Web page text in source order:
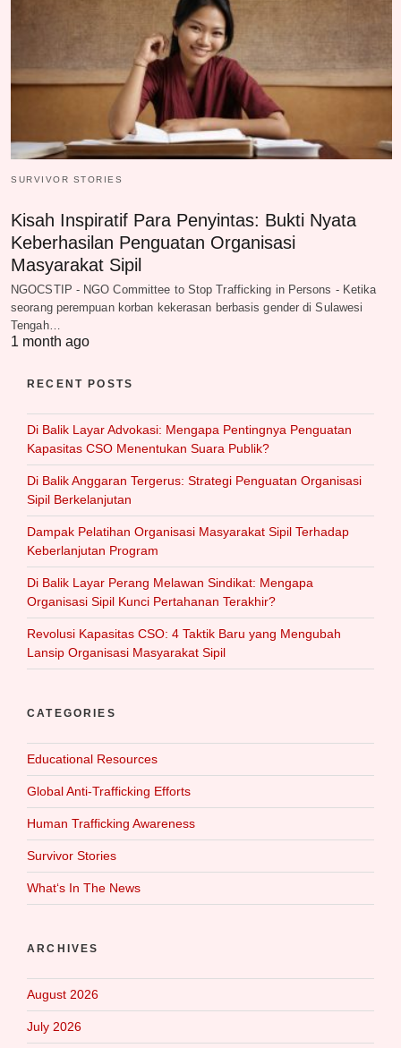
SURVIVOR STORIES
Kisah Inspiratif Para Penyintas: Bukti Nyata
Keberhasilan Penguatan Organisasi
Masyarakat Sipil
NGOCSTIP - NGO Committee to Stop Trafficking in Persons - Ketika
seorang perempuan korban kekerasan berbasis gender di Sulawesi
Tengah…
1 month ago
RECENT POSTS
Di Balik Layar Advokasi: Mengapa Pentingnya Penguatan
Kapasitas CSO Menentukan Suara Publik?
Di Balik Anggaran Tergerus: Strategi Penguatan Organisasi
Sipil Berkelanjutan
Dampak Pelatihan Organisasi Masyarakat Sipil Terhadap
Keberlanjutan Program
Di Balik Layar Perang Melawan Sindikat: Mengapa
Organisasi Sipil Kunci Pertahanan Terakhir?
Revolusi Kapasitas CSO: 4 Taktik Baru yang Mengubah
Lansip Organisasi Masyarakat Sipil
CATEGORIES
Educational Resources
Global Anti-Trafficking Efforts
Human Trafficking Awareness
Survivor Stories
What‘s In The News
ARCHIVES
August 2026
July 2026